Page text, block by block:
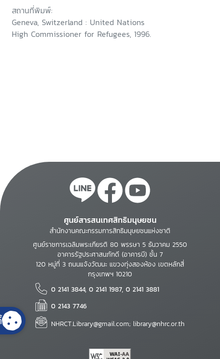
สถานที่พิมพ์:
Geneva, Switzerland : United Nations
High Commissioner for Refugees, 1996.
ศูนย์สารสนเทศสิทธิมนุษยชน
สำนักงานคณะกรรมการสิทธิมนุษยชนแห่งชาติ
ศูนย์ราชการเฉลิมพระเกียรติ 80 พรรษา 5 ธันวาคม 2550
อาคารรัฐประศาสนภักดี (อาคารบี) ชั้น 7
120 หมู่ที่ 3 ถนนแจ้งวัฒนะ แขวงทุ่งสองห้อง เขตหลักสี่
กรุงเทพฯ 10210
0 2141 3844, 0 2141 1987, 0 2141 3881
0 2143 7746
NHRCT.Library@gmail.com; library@nhrc.or.th